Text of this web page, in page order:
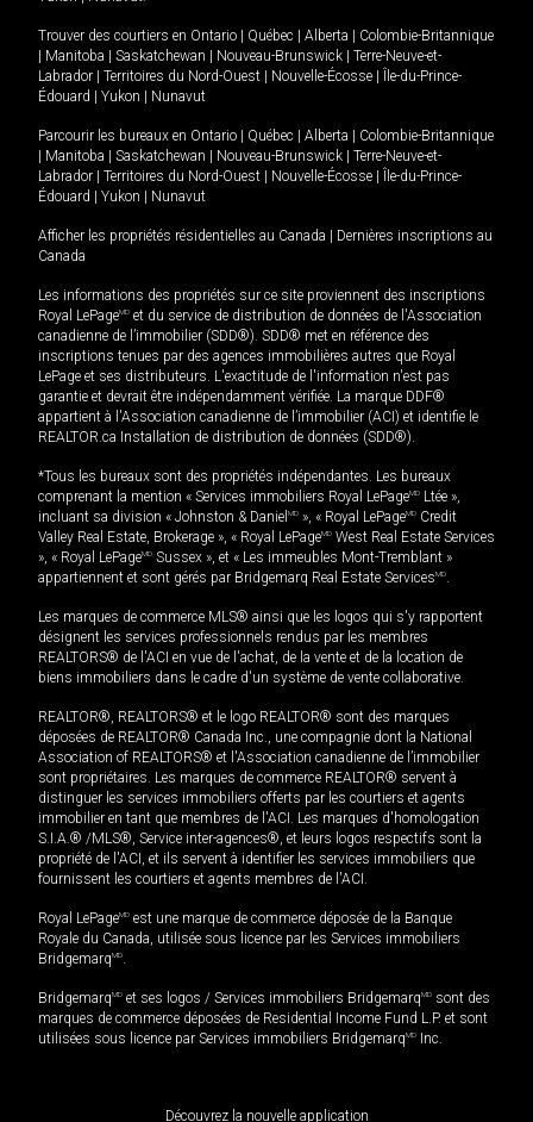
Trouver des courtiers en Ontario Québec Alberta
Colombie-Britannique
Manitoba Saskatchewan Nouveau-Brunswick
Terre-Neuve-et-
Labrador
Territoires du Nord-Ouest Nouvelle-Écosse
Île-du-Prince-
Édouard
Yukon Nunavut
Parcourir les bureaux en Ontario Québec Alberta
Colombie-Britannique
Manitoba Saskatchewan Nouveau-Brunswick
Terre-Neuve-et-
Labrador
Territoires du Nord-Ouest Nouvelle-Écosse
Île-du-Prince-
Édouard
Yukon Nunavut
Afficher les propriétés résidentielles au Canada
Dernières inscriptions au
Canada
Les informations des propriétés sur ce site proviennent des inscriptions
Royal LePageMD et du service de distribution de données de l'Association
canadienne de l’immobilier (SDD®). SDD® met en référence des
inscriptions tenues par des agences immobilières autres que Royal
LePage et ses distributeurs. L'exactitude de l'information n'est pas
garantie et devrait être indépendamment vérifiée. La marque DDF®
appartient à l'Association canadienne de l’immobilier (ACI) et identifie le
REALTOR.ca Installation de distribution de données (SDD®).
*Tous les bureaux sont des propriétés indépendantes. Les bureaux
comprenant la mention « Services immobiliers Royal LePageMD Ltée »,
incluant sa division « Johnston & Daniel MD », « Royal LePageMD Credit
Valley Real Estate, Brokerage », « Royal LePageMD West Real Estate Services
», « Royal LePageMD Sussex », et « Les immeubles Mont-Tremblant »
appartiennent et sont gérés par Bridgemarq Real Estate ServicesMD.
Les marques de commerce MLS® ainsi que les logos qui s'y rapportent
désignent les services professionnels rendus par les membres
REALTORS® de l'ACI en vue de l'achat, de la vente et de la location de
biens immobiliers dans le cadre d'un système de vente collaborative.
REALTOR®, REALTORS® et le logo REALTOR® sont des marques
déposées de REALTOR® Canada Inc., une compagnie dont la National
Association of REALTORS® et l'Association canadienne de l’immobilier
sont propriétaires. Les marques de commerce REALTOR® servent à
distinguer les services immobiliers offerts par les courtiers et agents
immobilier en tant que membres de l'ACI. Les marques d'homologation
S.I.A.® /MLS®, Service inter-agences®, et leurs logos respectifs sont la
propriété de l'ACI, et ils servent à identifier les services immobiliers que
fournissent les courtiers et agents membres de l'ACI.
Royal LePageMD est une marque de commerce déposée de la Banque
Royale du Canada, utilisée sous licence par les Services immobiliers
BridgemarqMD.
BridgemarqMD et ses logos / Services immobiliers BridgemarqMD sont des
marques de commerce déposées de Residential Income Fund L.P. et sont
utilisées sous licence par Services immobiliers BridgemarqMD Inc.
Découvrez la nouvelle application